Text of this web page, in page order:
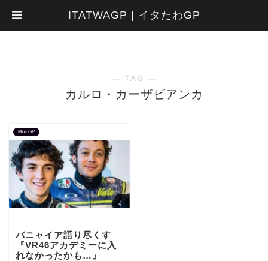
― TAG ―
カルロ・カーザビアンカ
MotoGP
バニャイア語り尽くす
『VR46アカデミーに入
れなかったかも…』
ITATWAGP | イタたわGP